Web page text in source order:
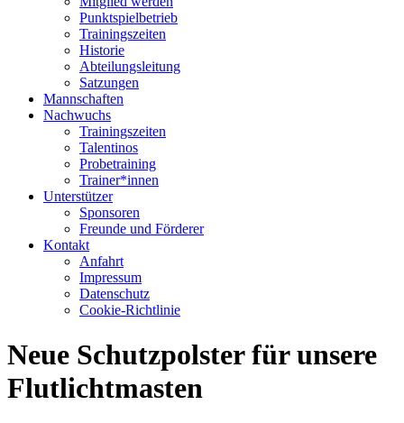
Punktspielbetrieb
Trainingszeiten
Historie
Abteilungsleitung
Satzungen
Mannschaften
Nachwuchs
Trainingszeiten
Talentinos
Probetraining
Trainer*innen
Unterstützer
Sponsoren
Freunde und Förderer
Kontakt
Anfahrt
Impressum
Datenschutz
Cookie-Richtlinie
Neue Schutzpolster für unsere
Flutlichtmasten